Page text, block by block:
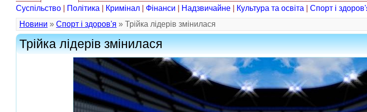
Суспільство
Політика Кримінал Фінанси Надзвичайне Культура та освіта Спорт і
Новини » Спорт і здоров'я » Трійка лідерів змінилася
Трійка лідерів змінилася